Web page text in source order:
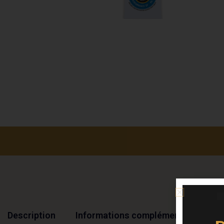
Description Informations complémentaires